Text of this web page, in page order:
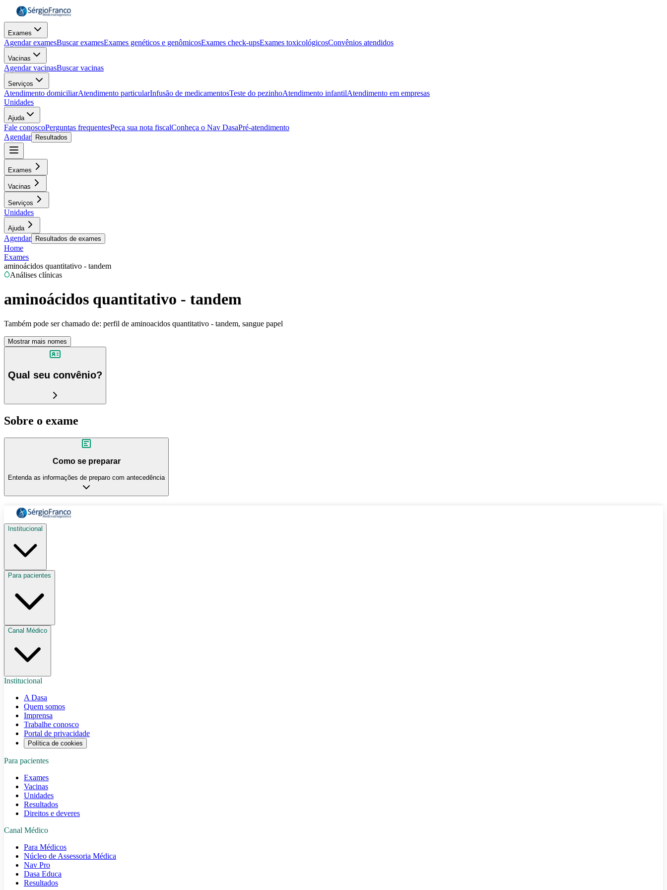
Exames
Agendar examesBuscar examesExames genéticos e genômicosExames check-upsExames toxicológicosConvênios atendidos
Vacinas
Agendar vacinasBuscar vacinas
Serviços
Atendimento domiciliarAtendimento particularInfusão de medicamentosTeste do pezinhoAtendimento infantilAtendimento em empresas
Unidades
Ajuda
Fale conoscoPerguntas frequentesPeça sua nota fiscalConheça o Nav DasaPré-atendimento
Agendar
Resultados
Exames
Vacinas
Serviços
Unidades
Ajuda
Agendar Resultados de exames
Home
Exames
aminoácidos quantitativo - tandem
Análises clínicas
aminoácidos quantitativo - tandem
Também pode ser chamado de: perfil de aminoacidos quantitativo - tandem, sangue papel
Mostrar mais nomes
Qual seu convênio?
Sobre o exame
Como se preparar
Entenda as informações de preparo com antecedência
Institucional
Para pacientes
Canal Médico
Institucional
A Dasa
Quem somos
Imprensa
Trabalhe conosco
Portal de privacidade
Política de cookies
Para pacientes
Exames
Vacinas
Unidades
Resultados
Direitos e deveres
Canal Médico
Para Médicos
Núcleo de Assessoria Médica
Nav Pro
Dasa Educa
Resultados